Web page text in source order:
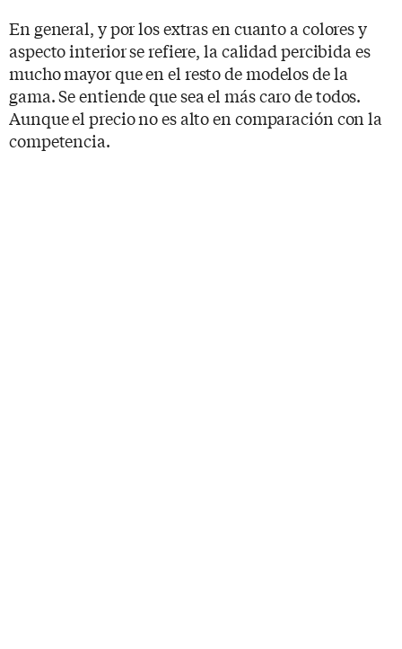
En general, y por los extras en cuanto a colores y
aspecto interior se refiere, la calidad percibida es
mucho mayor que en el resto de modelos de la
gama. Se entiende que sea el más caro de todos.
Aunque el precio no es alto en comparación con la
competencia.